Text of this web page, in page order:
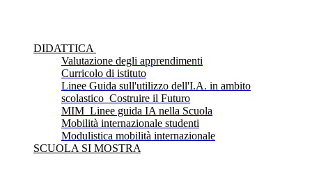
DIDATTICA
Valutazione degli apprendimenti
Curricolo di istituto
Linee Guida sull'utilizzo dell'I.A. in ambito
scolastico_Costruire il Futuro
MIM_Linee guida IA nella Scuola
Mobilità internazionale studenti
Modulistica mobilità internazionale
SCUOLA SI MOSTRA